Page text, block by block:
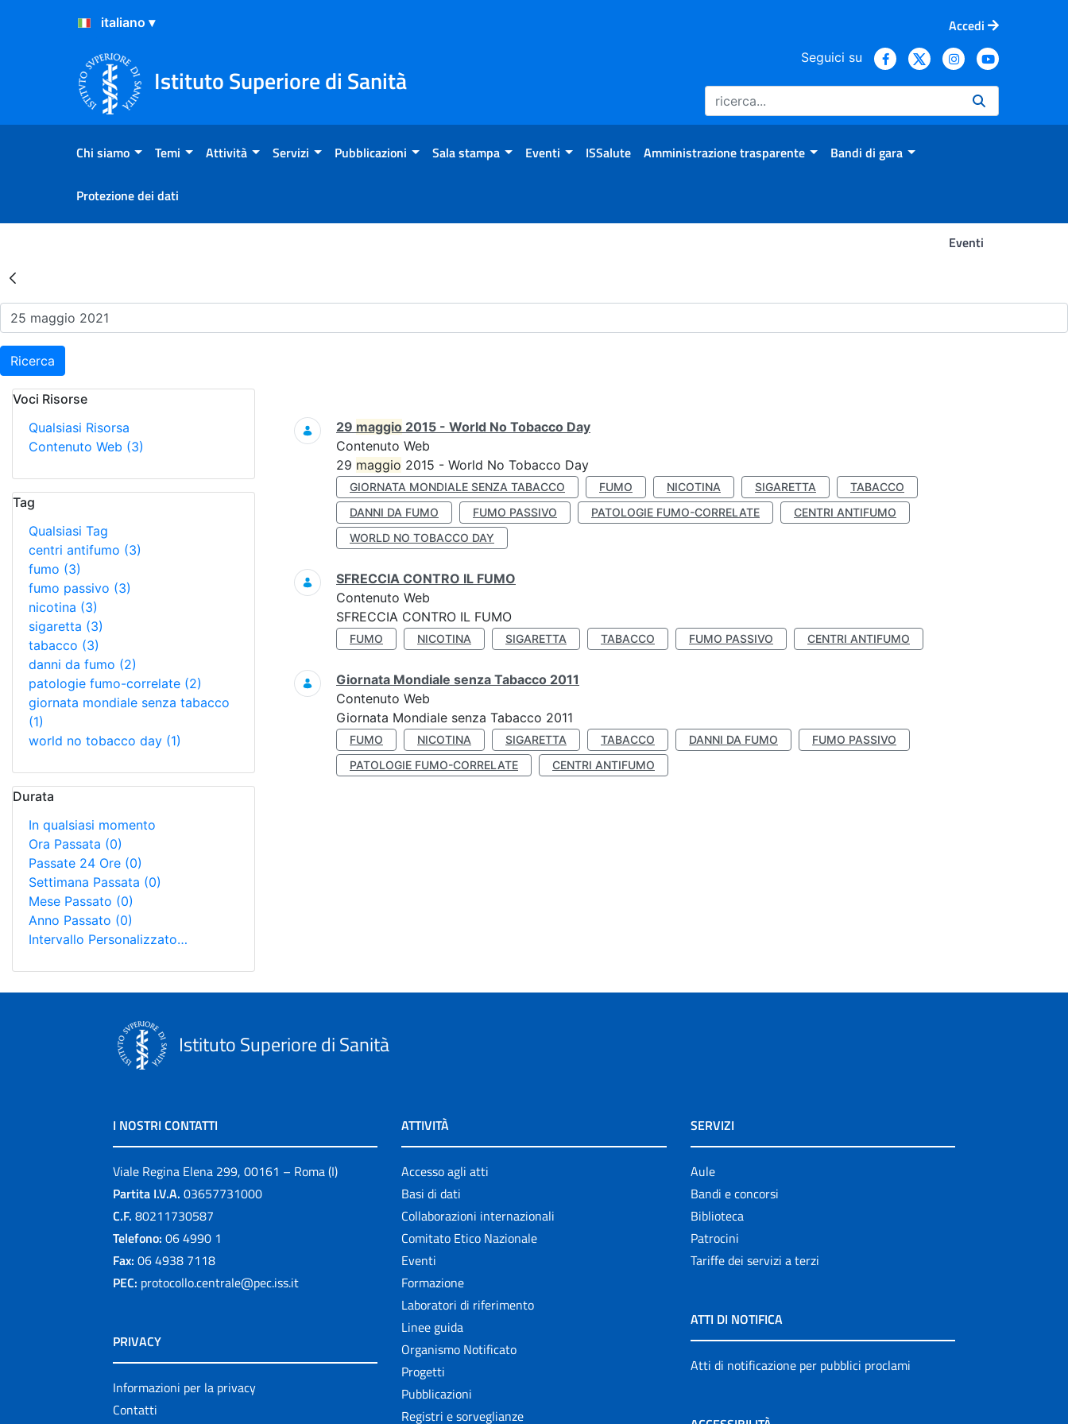
Salta al Contenuto
Salta al Footer
Accedi
Istituto Superiore di Sanità
Seguici su
Chi siamo Temi Attività Servizi Pubblicazioni Sala stampa Eventi ISSalute Amministrazione trasparente Bandi di gara
Protezione dei dati
Eventi
Risultati della Ricerca - Eventi
Ricerca
Voci Risorse
Qualsiasi Risorsa
Contenuto Web (3)
Tag
Qualsiasi Tag
centri antifumo (3)
fumo (3)
fumo passivo (3)
nicotina (3)
sigaretta (3)
tabacco (3)
danni da fumo (2)
patologie fumo-correlate (2)
giornata mondiale senza tabacco
(1)
world no tobacco day (1)
Durata
In qualsiasi momento
Ora Passata (0)
Passate 24 Ore (0)
Settimana Passata (0)
Mese Passato (0)
Anno Passato (0)
Intervallo Personalizzato…
Ricerca
29 maggio 2015 - World No Tobacco Day
Contenuto Web
29 maggio 2015 - World No Tobacco Day
GIORNATA MONDIALE SENZA TABACCO FUMO NICOTINA SIGARETTA
TABACCO
DANNI DA FUMO
FUMO PASSIVO PATOLOGIE FUMO-CORRELATE
CENTRI ANTIFUMO
WORLD NO TOBACCO DAY
SFRECCIA CONTRO IL FUMO
Contenuto Web
SFRECCIA CONTRO IL FUMO
FUMO NICOTINA SIGARETTA TABACCO FUMO PASSIVO CENTRI ANTIFUMO
Giornata Mondiale senza Tabacco 2011
Contenuto Web
Giornata Mondiale senza Tabacco 2011
FUMO NICOTINA SIGARETTA TABACCO DANNI DA FUMO
FUMO PASSIVO
PATOLOGIE FUMO-CORRELATE
CENTRI ANTIFUMO
Istituto Superiore di Sanità
I NOSTRI CONTATTI
Viale Regina Elena 299, 00161 – Roma (I)
Partita I.V.A. 03657731000
C.F. 80211730587
Telefono: 06 4990 1
Fax: 06 4938 7118
PEC: protocollo.centrale@pec.iss.it
PRIVACY
Informazioni per la privacy
Contatti
ATTIVITÀ
Accesso agli atti
Basi di dati
Collaborazioni internazionali
Comitato Etico Nazionale
Eventi
Formazione
Laboratori di riferimento
Linee guida
Organismo Notificato
Progetti
Pubblicazioni
Registri e sorveglianze
SERVIZI
Aule
Bandi e concorsi
Biblioteca
Patrocini
Tariffe dei servizi a terzi
ATTI DI NOTIFICA
Atti di notificazione per pubblici proclami